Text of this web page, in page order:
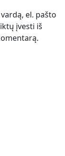
el. pašto
įvesti iš